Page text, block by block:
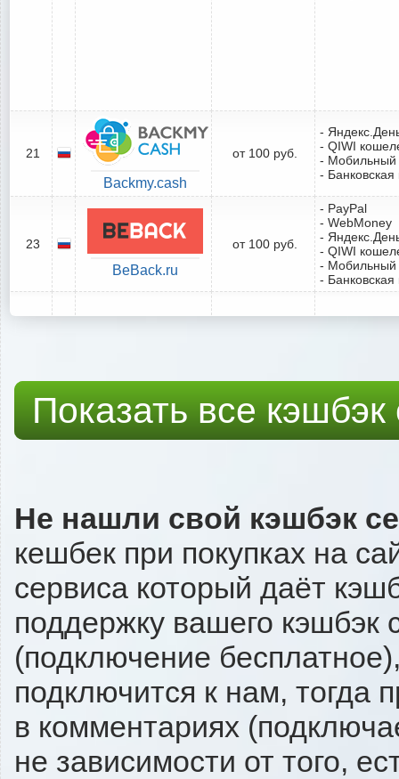
21
Backmy.cash
от 100 руб.
-
- QIWI
- Мобильный
-
23
BeBack.ru
от 100 руб.
- PayPal
- WebMoney
-
- QIWI
- Мобильный
-
Показать все
Не нашли свой кэшбэк
кешбек при покупках на
сервиса который даёт
поддержку вашего кэшбэк
(подключение
подключится к нам, тогда
в комментариях
не зависимости от того,